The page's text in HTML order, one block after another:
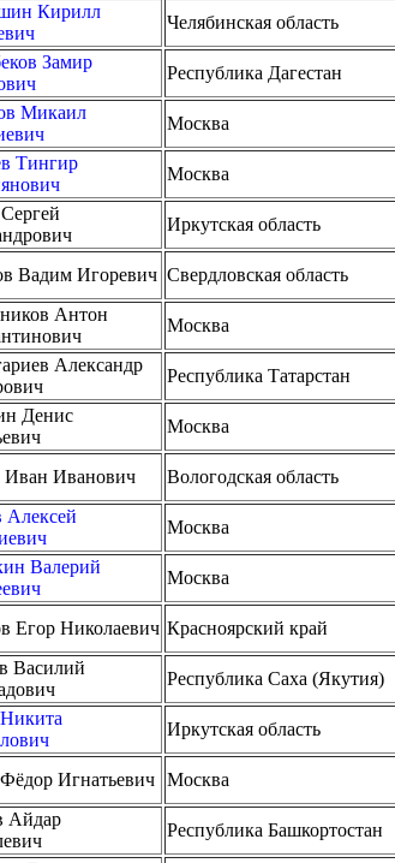
Кирилл
Челябинская область
Замир
Республика Дагестан
Микаил
Москва
Тингир
Москва
Иркутская область
Вадим Игоревич Свердловская область
Антон
Москва
Александр
Республика Татарстан
Денис
Москва
Иван Иванович Вологодская область
Алексей
Москва
Валерий
Москва
Егор Николаевич Красноярский край
Василий
Республика Саха (Якутия)
Иркутская область
Игнатьевич Москва
Айдар
Республика Башкортостан